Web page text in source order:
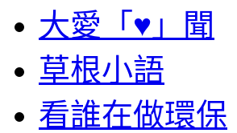
大愛「♥」聞
草根小語
看誰在做環保